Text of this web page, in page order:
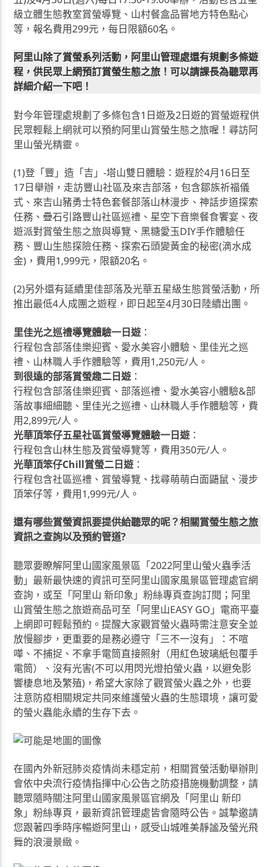
級立體生態教室賞螢導覽、山村餐盒品嘗地方特色點心
等，報名費用299元，每日限額60名。
阿里山除了賞螢系列活動，阿里山管理處還有規劃多條遊
程，供民眾上網預訂賞螢生態之旅！可以請課長為聽眾再
詳細介紹一下吧！
對今年管理處規劃了多條包含1日遊及2日遊的賞螢遊程供
民眾輕鬆上網就可以預約阿里山賞螢生態之旅喔！尋訪阿
里山螢光精靈。
(1)登「豐」造「吉」-塔山雙日體驗：遊程於4月16日至
17日舉辦，走訪豐山社區及來吉部落，包含鄒族祈福儀
式、來吉山豬勇士特色套餐部落山林漫步、神話步道探索
任務、疊石引路豐山社區巡禮、星空下音樂餐食饗宴、夜
遊派對賞螢生態之旅與導覽、黑糖愛玉DIY手作體驗任
務、豐山生態探險任務、探索石頭變黃金的秘密(滴水成
金)，費用1,999元，限額20名。
(2)另外還有延續里佳部落及光華五星級生態賞螢活動，所
推出最低4人成團之遊程，即日起至4月30日陸續出團。
里佳光之巡禮導覽體驗一日遊：
行程包含部落佳樂迎賓、愛水美容小體驗、里佳光之巡
禮、山林職人手作體驗等，費用1,250元/人。
到很遠的部落賞螢趣二日遊：
行程包含部落佳樂迎賓、部落巡禮、愛水美容小體驗&部
落故事細細聽、里佳光之巡禮、山林職人手作體驗等，費
用2,899元/人。
光華頂笨仔五星社區賞螢導覽體驗一日遊：
行程包含山林生態及賞螢導覽等，費用350元/人。
光華頂笨仔Chill賞螢二日遊：
行程包含社區巡禮、賞螢導覽、找尋萌萌白面鼯鼠、漫步
頂笨仔等，費用1,999元/人。
還有哪些賞螢資訊要提供給聽眾的呢？相關賞螢生態之旅
資訊之查詢以及預約管道?
聽眾要瞭解阿里山國家風景區「2022阿里山螢火蟲季活
動」最新最快速的資訊可至阿里山國家風景區管理處官網
查詢，或至「阿里山 新印象」粉絲專頁查詢訂閱；阿里
山賞螢生態之旅遊商品可至「阿里山EASY GO」電商平臺
上網即可輕鬆預約。提醒大家觀賞螢火蟲時需注意安全並
放慢腳步，更重要的是務必遵守「三不一沒有」：不喧
嘩、不捕捉、不拿手電筒直接照射（用紅色玻璃紙包覆手
電筒）、沒有光害(不可以用閃光燈拍螢火蟲，以避免影
響棲息地及繁殖)，希望大家除了觀賞螢火蟲之外，也要
注意防疫相關規定共同來維護螢火蟲的生態環境，讓可愛
的螢火蟲能永續的生存下去。
在國內外新冠肺炎疫情尚未穩定前，相關賞螢活動舉辦則
會依中央流行疫情指揮中心公告之防疫措施機動調整，請
聽眾隨時關注阿里山國家風景區官網及「阿里山 新印
象」粉絲專頁，最新資訊管理處皆會隨時公告。誠摯邀請
您跟著四季時序暢遊阿里山，感受山城唯美靜謐及螢光飛
舞的浪漫景緻。